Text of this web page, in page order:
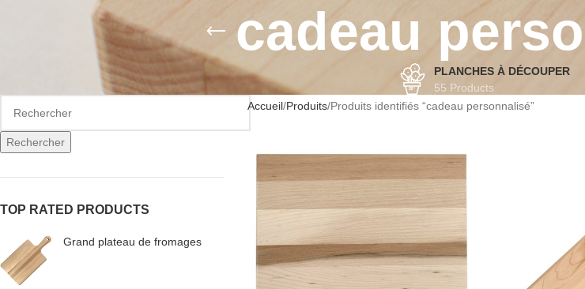
cadeau
PLANCHES À DÉCOUPER
55 Products
Rechercher
TOP RATED PRODUCTS
Grand plateau de fromages
Accueil Produits Produits identifiés “cadeau personnalisé”